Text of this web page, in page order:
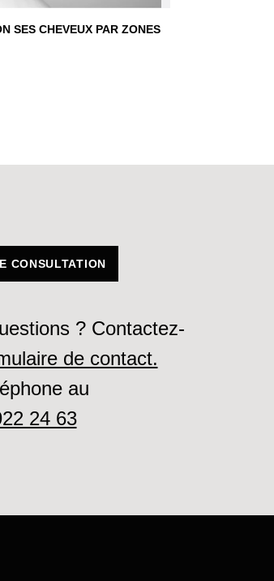
SES CHEVEUX PAR ZONES
CONSULTATION
? Contactez-
de contact.
au
24 63